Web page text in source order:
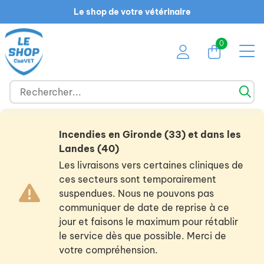
Le shop de votre vétérinaire
0
Incendies en Gironde (33) et dans les
Landes (40)
Les livraisons vers certaines cliniques de
ces secteurs sont temporairement
suspendues. Nous ne pouvons pas
communiquer de date de reprise à ce
jour et faisons le maximum pour rétablir
le service dès que possible. Merci de
votre compréhension.